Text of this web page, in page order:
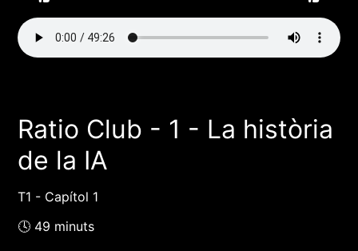
Ratio Club - 1 - La història
de la IA
T1 - Capítol 1
🕓 49 minuts